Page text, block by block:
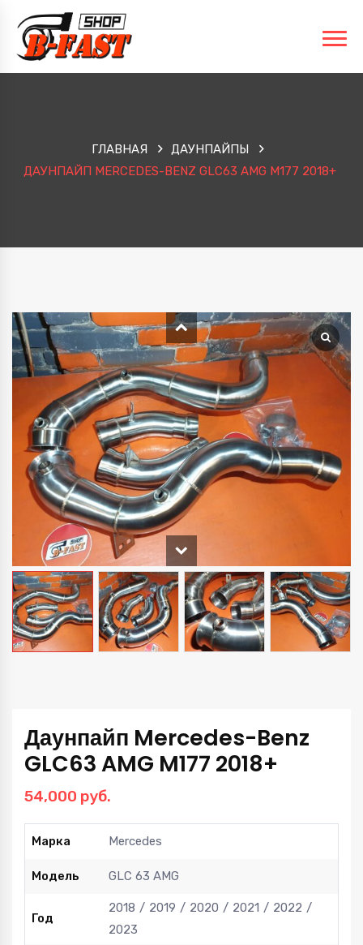
ГЛАВНАЯ
ДАУНПАЙПЫ
ДАУНПАЙП MERCEDES-BENZ GLC63 AMG M177 2018+
Даунпайп Mercedes-Benz
GLC63 AMG M177 2018+
54,000 руб.
Марка Mercedes
Модель GLC 63 AMG
Год
2018 2019 2020 2021
2022
2023